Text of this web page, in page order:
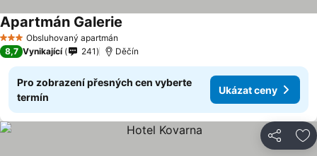
3 Počet hvězdiček
Obsluhovaný apartmán
Apartmán Galerie
8,7 Vynikající 241 Děčín
Pro zobrazení přesných cen vyberte
termín
Ukázat ceny
Sdílet